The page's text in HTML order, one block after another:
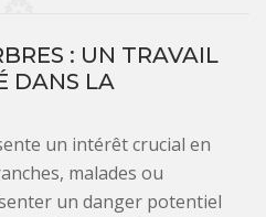
: UN TRAVAIL
DANS LA
un intérêt crucial en
malades ou
un danger potentiel